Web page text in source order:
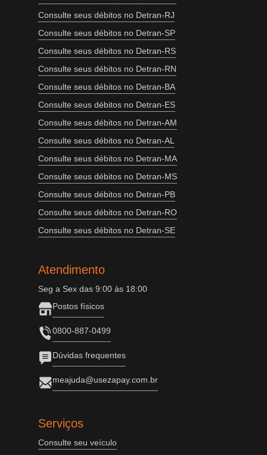
Consulte seus débitos no Detran-RJ
Consulte seus débitos no Detran-SP
Consulte seus débitos no Detran-RS
Consulte seus débitos no Detran-RN
Consulte seus débitos no Detran-BA
Consulte seus débitos no Detran-ES
Consulte seus débitos no Detran-AM
Consulte seus débitos no Detran-AL
Consulte seus débitos no Detran-MA
Consulte seus débitos no Detran-MS
Consulte seus débitos no Detran-PB
Consulte seus débitos no Detran-RO
Consulte seus débitos no Detran-SE
Atendimento
Seg a Sex das 9:00 às 18:00
Postos físicos
0800-887-0499
Dúvidas frequentes
meajuda@usezapay.com.br
Serviços
Consulte seu veículo